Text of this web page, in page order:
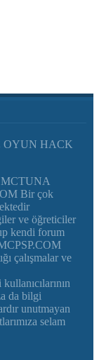
OYUN HACK
MCTUNA
Bir çok
ve öğreticiler
kendi forum
çalışmalar ve
da bilgi
unutmayan
selam